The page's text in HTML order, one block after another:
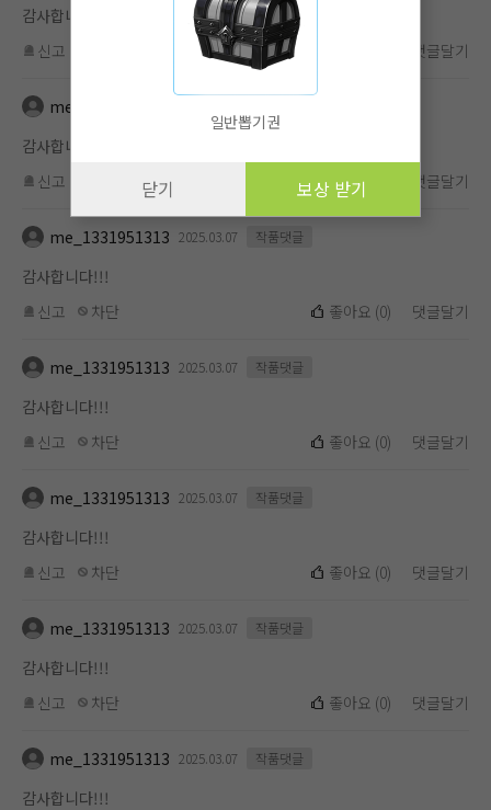
감사합니다!!!
신고
댓글달기
me_1331951313
감사합니다!!!
신고
좋아요 댓글달기
me_1331951313 2025.03.07 작품댓글
감사합니다!!!
신고
차단 좋아요 (0) 댓글달기
me_1331951313 2025.03.07 작품댓글
감사합니다!!!
신고
차단 좋아요 (0) 댓글달기
me_1331951313 2025.03.07 작품댓글
감사합니다!!!
신고
차단 좋아요 (0) 댓글달기
me_1331951313 2025.03.07 작품댓글
감사합니다!!!
신고
차단 좋아요 (0) 댓글달기
me_1331951313 2025.03.07 작품댓글
감사합니다!!!
일반뽑기권
닫기 보상 받기